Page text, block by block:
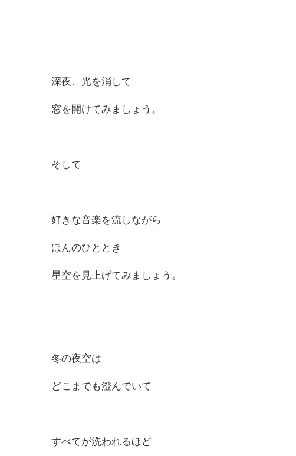
深夜、光を消して
窓を開けてみましょう。
そして
好きな音楽を流しながら
ほんのひととき
星空を見上げてみましょう。
冬の夜空は
どこまでも澄んでいて
すべてが洗われるほど